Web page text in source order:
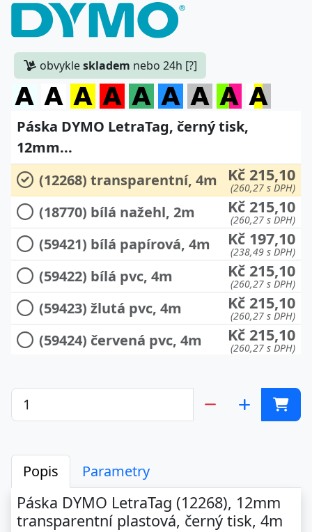
obvykleskladem nebo 24h [?]
Páska DYMO LetraTag, černý tisk,
12mm...
(12268) transparentní, 4m
Kč 215,10
(260,27 s DPH)
(18770) bílá nažehl, 2m Kč 215,10
(260,27 s DPH)
(59421) bílá papírová, 4m Kč 197,10
(238,49 s DPH)
(59422) bílá pvc, 4m Kč 215,10
(260,27 s DPH)
(59423) žlutá pvc, 4m Kč 215,10
(260,27 s DPH)
(59424) červená pvc, 4m Kč 215,10
(260,27 s DPH)
Kč 215,10
(260,27 s DPH)
NEON růžová+zelená pvc,
4m
(91241) sada 3ks Kč 471,60
(570,64 s DPH)
Popis Parametry
Páska DYMO LetraTag (12268), 12mm
transparentní plastová, černý tisk, 4m